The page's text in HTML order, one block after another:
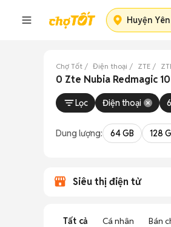
Huyện
Chợ Tốt Điện thoại ZTE
0 Zte Nubia Redmagic
Lọc Điện thoại
Dung lượng: 64 GB 128
Siêu thị điện tử
Tất cả Cá nhân Bán